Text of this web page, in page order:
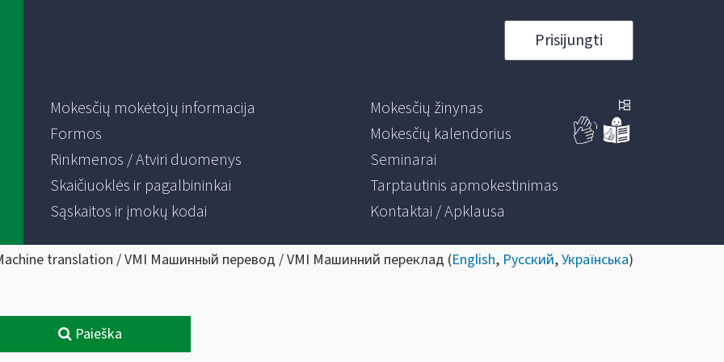
Prisijungti
Mokesčių mokėtojų informacija
Formos
Rinkmenos / Atviri duomenys
Skaičiuoklės ir pagalbininkai
Sąskaitos ir įmokų kodai
Mokesčių žinynas
Mokesčių kalendorius
Seminarai
Tarptautinis apmokestinimas
Kontaktai / Apklausa
translation / VMI Машинный перевод / VMI Машинний переклад (English, Русский,Українська)
Paieška